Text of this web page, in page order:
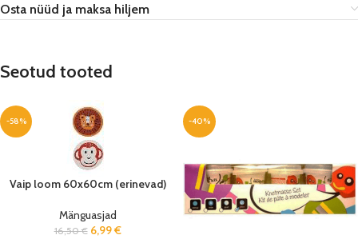
Osta nüüd ja maksa hiljem
Seotud tooted
-58%
Vaip loom 60x60cm (erinevad)
Mänguasjad
16,50€ 6,99€
-40%